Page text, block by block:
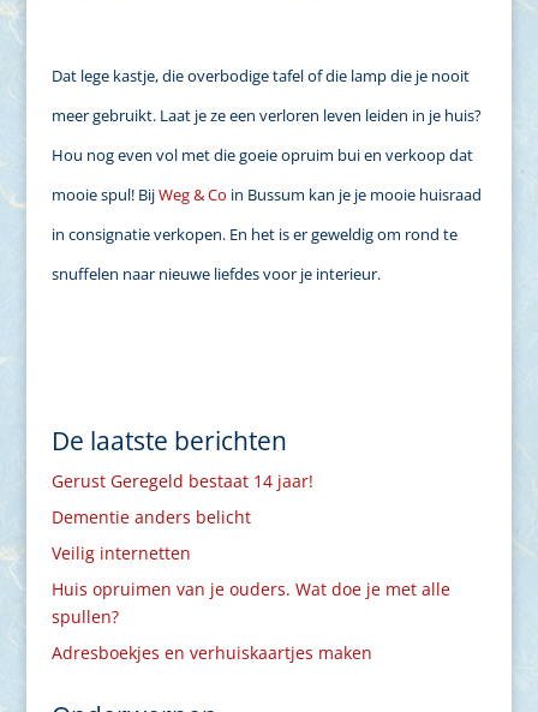
Dat lege kastje, die overbodige tafel of die lamp die je nooit
meer gebruikt. Laat je ze een verloren leven leiden in je huis?
Hou nog even vol met die goeie opruim bui en verkoop dat
mooie spul! BijWeg & Co in Bussum kan je je mooie huisraad
in consignatie verkopen. En het is er geweldig om rond te
snuffelen naar nieuwe liefdes voor je interieur.
De laatste berichten
Gerust Geregeld bestaat 14 jaar!
Dementie anders belicht
Veilig internetten
Huis opruimen van je ouders. Wat doe je met alle
spullen?
Adresboekjes en verhuiskaartjes maken